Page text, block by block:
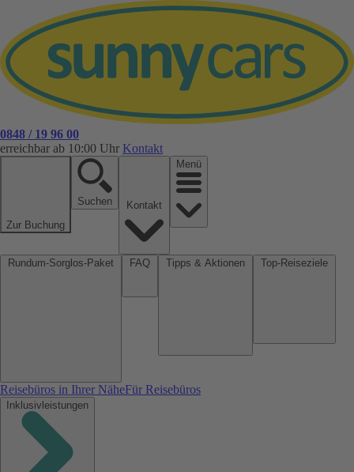
0848 / 19 96 00
erreichbar ab 10:00 Uhr Kontakt
Zur Buchung
Suchen
Menü
Reisebüros in Ihrer NäheFür Reisebüros
Inklusivleistungen